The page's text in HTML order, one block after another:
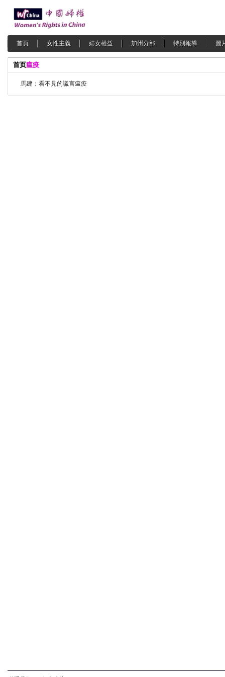
首頁 女性主義 婦女權益 加州分部 特別報導 圖
首页瘟疫
馬建：看不見的謊言瘟疫